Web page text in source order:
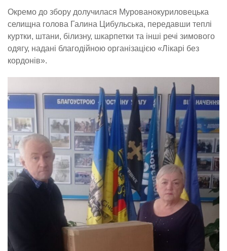
Окремо до збору долучилася Мурованокуриловецька
селищна голова Галина Цибульська, передавши теплі
куртки, штани, білизну, шкарпетки та інші речі зимового
одягу, надані благодійною організацією «Лікарі без
кордонів».